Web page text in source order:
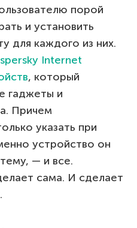
порой
и установить
для каждого из них.
Internet
, который
гаджеты и
Причем
указать при
устройство он
— и все.
сама. И сделает